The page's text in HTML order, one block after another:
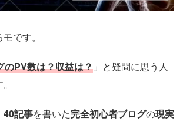
です。
のPV数は？収益は？ 」と疑問に思う人
40記事を書いた完全初心者ブログの現実